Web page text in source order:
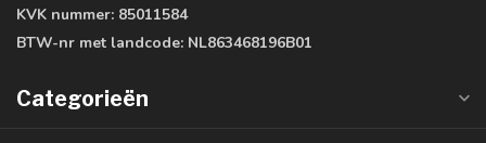
KVK nummer: 85011584
BTW-nr met landcode: NL863468196B01
Categorieën